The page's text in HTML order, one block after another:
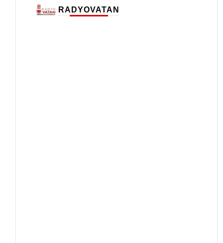
RADYOVATAN